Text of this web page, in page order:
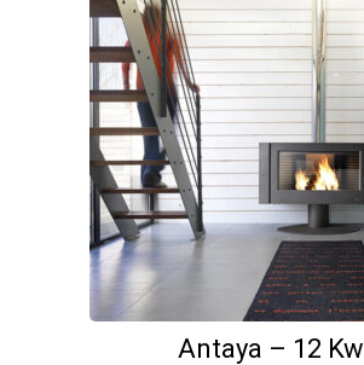
Antaya – 12 Kw